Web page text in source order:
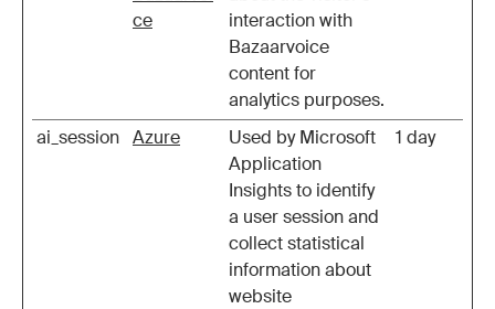
ce
interaction with
Bazaarvoice
content for
analytics purposes.
ai_session Azure
Used by Microsoft
Application
Insights to identify
a user session and
collect statistical
information about
website
1 day